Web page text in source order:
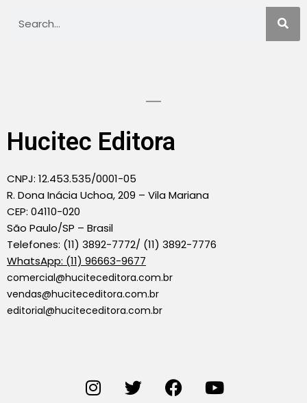
Hucitec Editora
CNPJ: 12.453.535/0001-05
R. Dona Inácia Uchoa, 209 – Vila Mariana
CEP: 04110-020
São Paulo/SP – Brasil
Telefones: (11) 3892-7772/ (11) 3892-7776
WhatsApp: (11) 96663-9677
comercial@huciteceditora.com.br
vendas@huciteceditora.com.br
editorial@huciteceditora.com.br